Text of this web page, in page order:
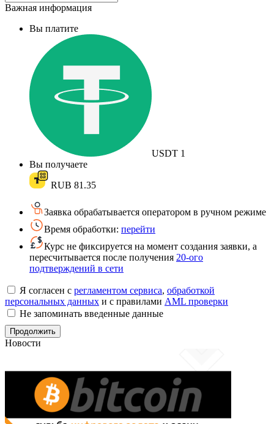
Важная информация
Вы платите
USDT 1
Вы получаете
RUB 81.35
Заявка обрабатывается оператором в ручном режиме
Время обработки: перейти
Курс не фиксируется на момент создания заявки, а
пересчитывается после получения 20-ого
подтверждений в сети
Я согласен с регламентом сервиса, обработкой
персональных данных и с правилами AML проверки
Не запоминать введенные данные
Новости